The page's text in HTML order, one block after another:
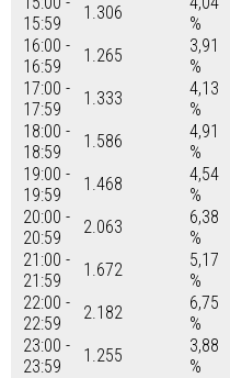
15:59
1.306
%
16:00 -
16:59
1.265
3,91
%
17:00 -
17:59
1.333
4,13
%
18:00 -
18:59
1.586
4,91
%
19:00 -
19:59
1.468
4,54
%
20:00 -
20:59
2.063
6,38
%
21:00 -
21:59
1.672
5,17
%
22:00 -
22:59
2.182
6,75
%
23:00 -
23:59
1.255
3,88
%